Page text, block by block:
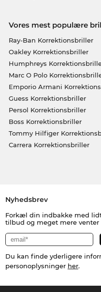
Vores mest populære
Ray-Ban Korrektionsbriller
Oakley Korrektionsbriller
Humphreys
Marc O Polo
Emporio Armani
Guess Korrektionsbriller
Persol Korrektionsbriller
Boss Korrektionsbriller
Tommy Hilfiger
Carrera Korrektionsbriller
Nyhedsbrev
Forkæl din indbakke med
tilbud og meget mere venter
Du kan finde yderligere
personoplysninger her.